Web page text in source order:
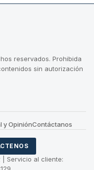
reservados. Prohibida
sin autorización
y OpiniónContáctanos
| Servicio al cliente: